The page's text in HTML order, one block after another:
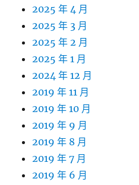
2025 年 4 月
2025 年 3 月
2025 年 2 月
2025 年 1 月
2024 年 12 月
2019 年 11 月
2019 年 10 月
2019 年 9 月
2019 年 8 月
2019 年 7 月
2019 年 6 月